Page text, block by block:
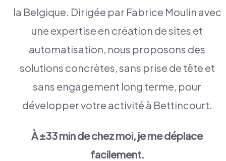
la Belgique. Dirigée par Fabrice Moulin avec
une expertise en création de sites et
automatisation, nous proposons des
solutions concrètes, sans prise de tête et
sans engagement long terme, pour
développer votre activité à Bettincourt.
À ±33 min de chez moi, je me déplace
facilement.